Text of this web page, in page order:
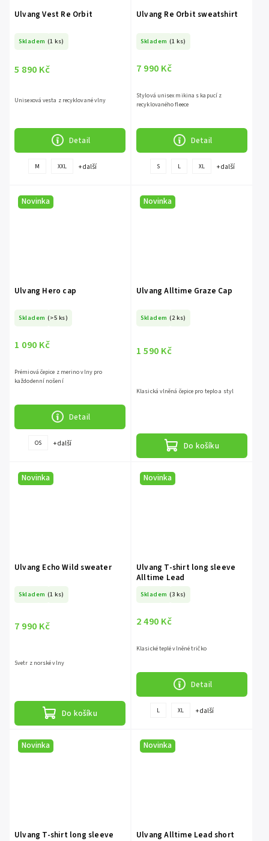
Ulvang Vest Re Orbit
Skladem (1 ks)
5 890 Kč
Detail
Unisexová vesta z recyklované vlny
M XXL + další
Ulvang Re Orbit sweatshirt
Skladem (1 ks)
7 990 Kč
Detail
Stylová unisex mikina s kapucí z
recyklovaného fleece
S L XL + další
Novinka
Ulvang Hero cap
Skladem (>5 ks)
1 090 Kč
Detail
Prémiová čepice z merino vlny pro
každodenní nošení
OS + další
Novinka
Ulvang Alltime Graze Cap
Skladem (2 ks)
1 590 Kč
Do košíku
Klasická vlněná čepice pro teplo a styl
Novinka
Ulvang Echo Wild sweater
Skladem (1 ks)
7 990 Kč
Do košíku
Svetr z norské vlny
Novinka
Ulvang T-shirt long sleeve
Alltime Lead
Skladem (3 ks)
2 490 Kč
Detail
Klasické teplé vlněné tričko
L XL + další
Novinka
Ulvang T-shirt long sleeve
Novinka
Ulvang Alltime Lead short